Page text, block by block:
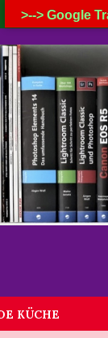
KÜCHE
>--> Google